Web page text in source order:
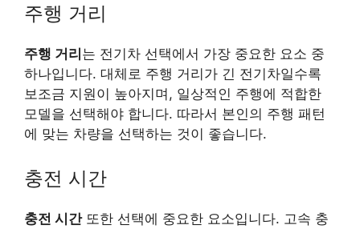
주행 거리
주행 거리는 전기차 선택에서 가장 중요한 요소 중
하나입니다. 대체로 주행 거리가 긴 전기차일수록
보조금 지원이 높아지며, 일상적인 주행에 적합한
모델을 선택해야 합니다. 따라서 본인의 주행 패턴
에 맞는 차량을 선택하는 것이 좋습니다.
충전 시간
충전 시간또한 선택에 중요한 요소입니다. 고속 충